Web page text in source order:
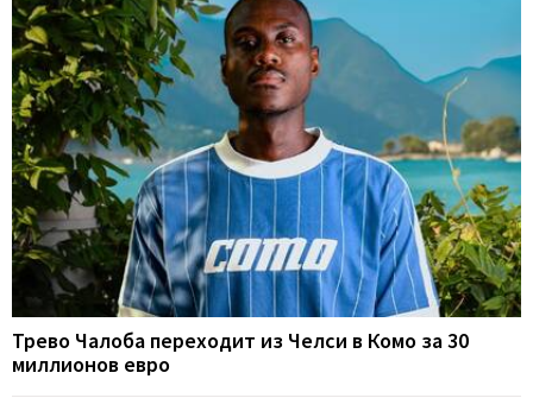
Трево Чалоба переходит из Челси в Комо за 30
миллионов евро